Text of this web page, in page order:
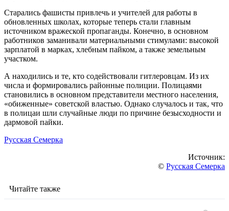
Старались фашисты привлечь и учителей для работы в
обновленных школах, которые теперь стали главным
источником вражеской пропаганды. Конечно, в основном
работников заманивали материальными стимулами: высокой
зарплатой в марках, хлебным пайком, а также земельным
участком.
А находились и те, кто содействовали гитлеровцам. Из их
числа и формировались районные полиции. Полицаями
становились в основном представители местного населения,
«обиженные» советской властью. Однако случалось и так, что
в полицаи шли случайные люди по причине безысходности и
дармовой пайки.
Русская Семерка
Источник:
© Русская Семерка
Читайте также